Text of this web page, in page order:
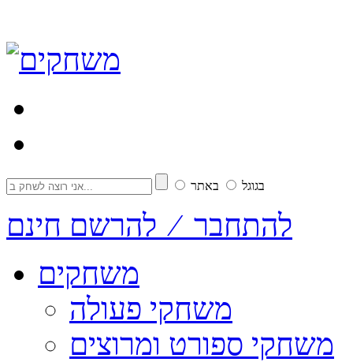
בגוגל באתר
להתחבר ⁄ להרשם חינם
משחקים
משחקי פעולה
משחקי ספורט ומרוצים